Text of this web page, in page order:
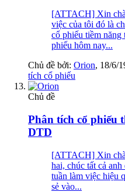
[ATTACH] Xin
việc của tôi đó là
cổ phiếu tiềm
phiếu hôm nay...
Chủ đề bởi: Orion, 18/6/
tích cổ phiếu
Chủ đề
Phân tích cổ phiếu
DTD
[ATTACH] Xin
hai, chúc tất cả
tuần làm việc hiệu
sẻ vào...